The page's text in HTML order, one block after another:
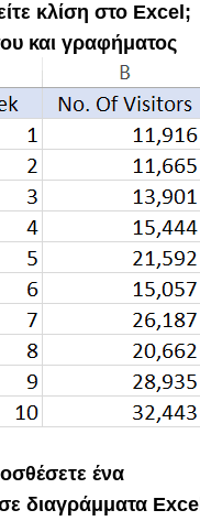
κλίση στο Excel;
και γραφήματος
ένα
διαγράμματα Excel